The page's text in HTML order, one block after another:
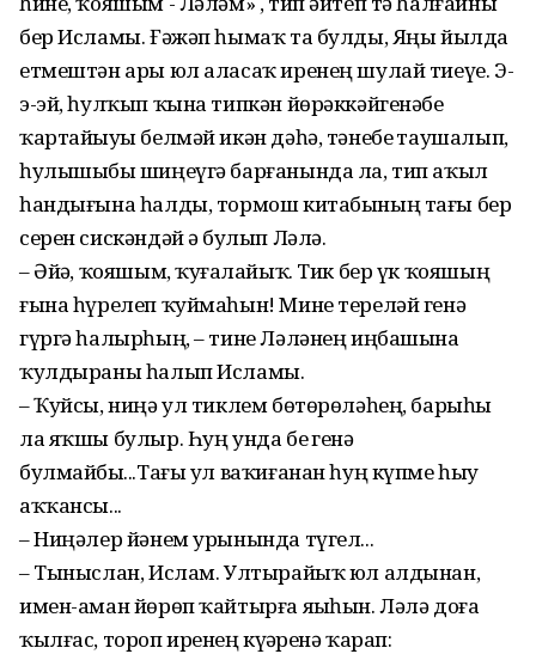
бер Исламы. Ғәжәп һымаҡ та булды, Яңы йылда
етмештән ары юл аласаҡ иренең шулай тиеүе. Э-
э-эй, һулҡып ҡына типкән йөрәккәйгенәбеҙ
ҡартайыуҙы белмәй икән дәһә, тәнебеҙ таушалып,
һулышыбыҙ шиңеүгә барғанында ла, тип аҡыл
һандығына һалды, тормош китабының тағы бер
серен сискәндәй ҙә булып Ләлә.
– Әйҙә, ҡояшым, ҡуҙғалайыҡ. Тик бер үк ҡояшың
ғына һүрелеп ҡуймаһын! Мине тереләй генә
гүргә һалырһың, – тине Ләләнең иңбашына
ҡулдыраны һалып Исламы.
– Ҡуйсы, ниңә ул тиклем бөтөрөләһең, барыһы
ла яҡшы булыр. Һуң унда беҙ генә
булмайбыҙ...Тағы ул ваҡиғанан һуң күпме һыу
аҡҡансы...
– Ниңәлер йәнем урынында түгел...
– Тыныслан, Ислам. Ултырайыҡ юл алдынан,
имен-аман йөрөп ҡайтырға яҙыһын. Ләлә доға
ҡылғас, тороп иренең күҙҙәренә ҡарап: